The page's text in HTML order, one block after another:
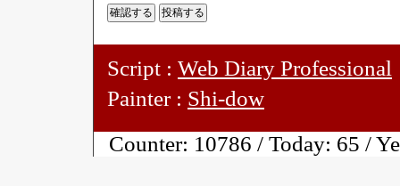
Script : Web Diary Professional
Painter : Shi-dow
Counter: 10786 / Today: 65 /